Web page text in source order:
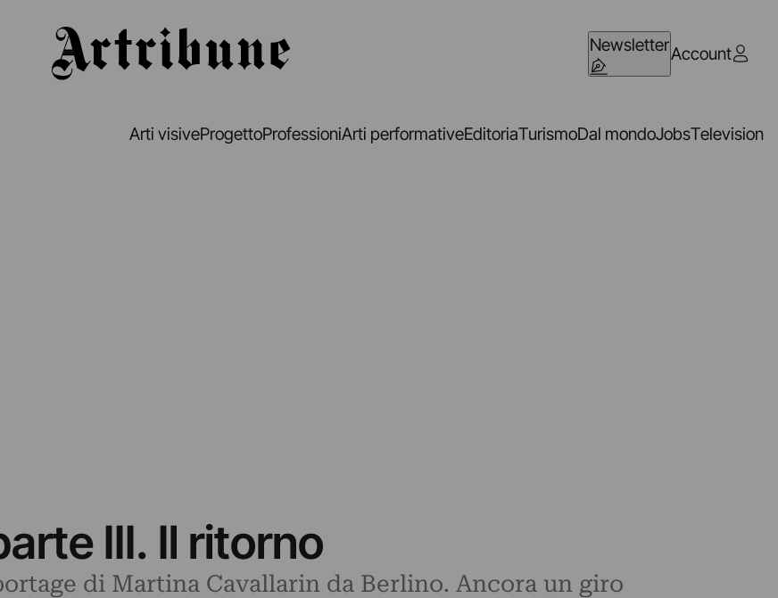
NewsletterAccount
Arti visiveProgettoProfessioniArti performativeEditoriaTurismoDal mondoJobsTelevision
III. Il ritorno
di Martina Cavallarin da Berlino. Ancora un giro